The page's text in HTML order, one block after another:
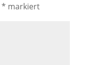
* markiert